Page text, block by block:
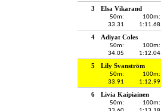
3 Elsa Vikarand
50m:
33.31
100m:
1:11.68
4 Adiyat Coles
50m:
34.05
100m:
1:12.04
5 Lily Svanström
50m:
33.91
100m:
1:12.99
6 Livia Kaipiainen
50m:
100m: